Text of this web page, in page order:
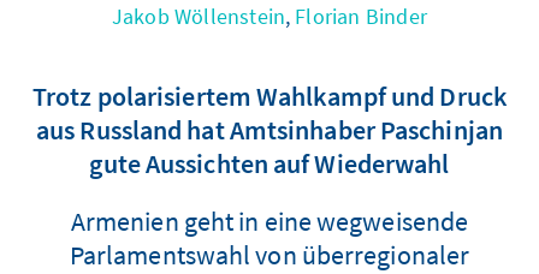
Jakob Wöllenstein, Florian Binder
Trotz polarisiertem Wahlkampf und Druck
aus Russland hat Amtsinhaber Paschinjan
gute Aussichten auf Wiederwahl
Armenien geht in eine wegweisende
Parlamentswahl von überregionaler